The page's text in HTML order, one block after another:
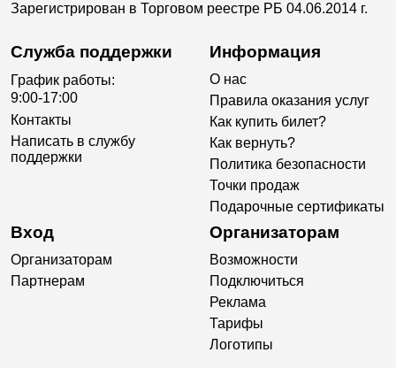
Зарегистрирован в Торговом реестре РБ 04.06.2014 г.
Служба поддержки
График работы:
9:00-17:00
Контакты
Написать в службу
поддержки
Информация
О нас
Правила оказания услуг
Как купить билет?
Как вернуть?
Политика безопасности
Точки продаж
Подарочные сертификаты
Вход
Организаторам
Партнерам
Организаторам
Возможности
Подключиться
Реклама
Тарифы
Логотипы